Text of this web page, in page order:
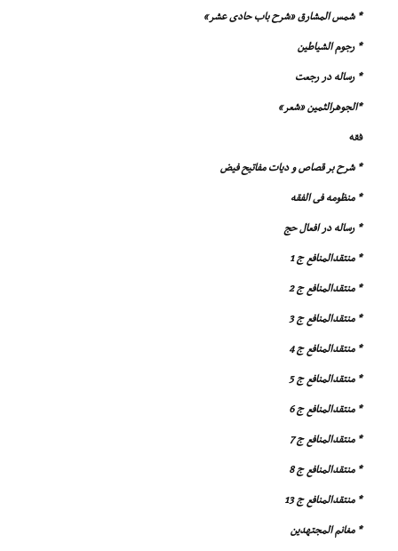
* شمس المشارق «شرح باب حادى عشر»
* رجوم الشیاطین
* رساله در رجعت
*الجوهرالثمین «شعر»
فقه
* شرح بر قصاص و دیات مفاتیح فیض
* منظومه فى الفقه
* رساله در افعال حج
* منتقدالمنافع ج 1
* منتقدالمنافع ج 2
* منتقدالمنافع ج 3
* منتقدالمنافع ج 4
* منتقدالمنافع ج 5
* منتقدالمنافع ج 6
* منتقدالمنافع ج 7
* منتقدالمنافع ج 8
* منتقدالمنافع ج 13
* مغانم المجتهدین